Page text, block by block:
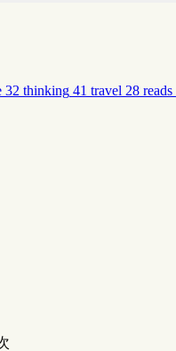
32 thinking 41 travel 28 reads